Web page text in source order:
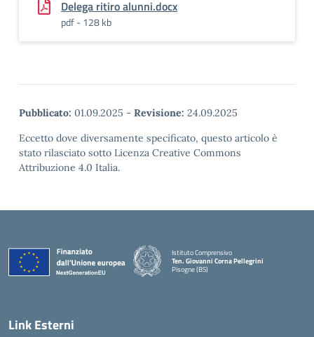
Delega ritiro alunni.docx
pdf - 128 kb
Pubblicato: 01.09.2025 - Revisione: 24.09.2025
Eccetto dove diversamente specificato, questo articolo è
stato rilasciato sotto Licenza Creative Commons
Attribuzione 4.0 Italia.
Istituto Comprensivo
Ten. Giovanni Corna Pellegrini
Pisogne (BS)
— Visita la pagina iniziale della scuola
Link Esterni